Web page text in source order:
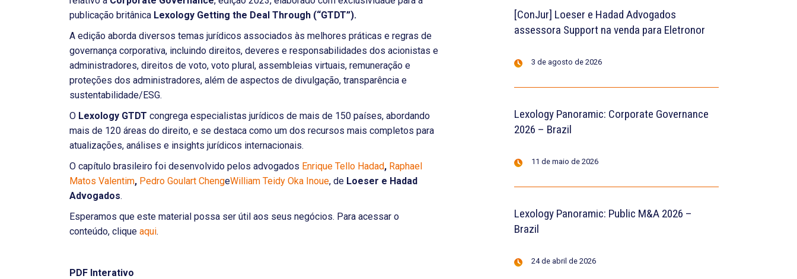
publicação britânica Lexology Getting the Deal Through (“GTDT”).
A edição aborda diversos temas jurídicos associados às melhores práticas e regras de
governança corporativa, incluindo direitos, deveres e responsabilidades dos acionistas e
administradores, direitos de voto, voto plural, assembleias virtuais, remuneração e
proteções dos administradores, além de aspectos de divulgação, transparência e
sustentabilidade/ESG.
O Lexology GTDT congrega especialistas jurídicos de mais de 150 países, abordando
mais de 120 áreas do direito, e se destaca como um dos recursos mais completos para
atualizações, análises e insights jurídicos internacionais.
O capítulo brasileiro foi desenvolvido pelos advogados Enrique Tello Hadad, Raphael
Matos Valentim, Pedro Goulart ChengeWilliam Teidy Oka Inoue, de Loeser e Hadad
Advogados.
Esperamos que este material possa ser útil aos seus negócios. Para acessar o
conteúdo, clique aqui.
PDF Interativo
[ConJur] Loeser e Hadad Advogados
assessora Support na venda para Eletronor
3 de agosto de 2026
Lexology Panoramic: Corporate Governance
2026 – Brazil
11 de maio de 2026
Lexology Panoramic: Public M&A 2026 –
Brazil
24 de abril de 2026